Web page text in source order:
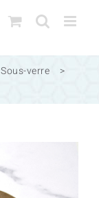
Sous-verre
>